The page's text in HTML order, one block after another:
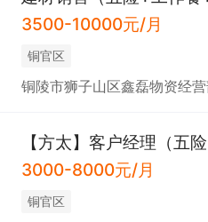
3500-10000元/月
铜官区
铜陵市狮子山区鑫磊物资经
【方太】客户经理（五
3000-8000元/月
铜官区